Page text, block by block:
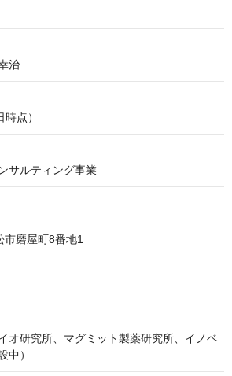
治
点）
サルティング事業
市磨屋町8番地1
オ研究所、マグミット製薬研究所、イノベ
中）